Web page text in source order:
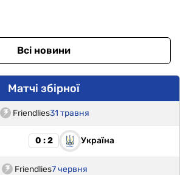
Всі новини
Матчі збірної
Friendlies31 травня
0 : 2 Україна
Friendlies7 червня